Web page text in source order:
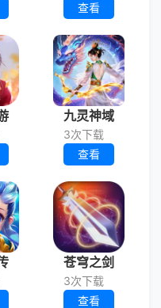
查看
九灵神域
3次下载
查看
苍穹之剑
3次下载
查看